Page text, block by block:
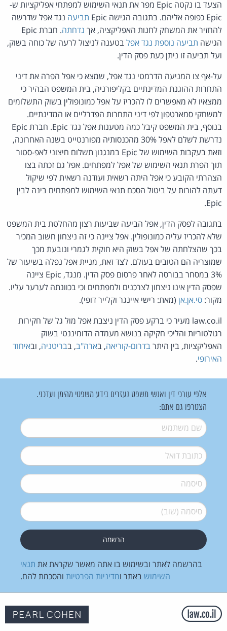
הצעד בו נקטה Epic מפר את תנאי השימוש למפתחי אפליקציות ש-
Epic כפופה אליהם. בתגובה הגישה Epic
תביעה נגד אפל שדרשה
להחזיר את המשחק לחנות האפליקציה, אך נדחתה
. חברת Epic
הגישה תביעה נוספת נגד אפלבטענה לניצול לרעה של כוחה בשוק,
ועל תביעה זו ניתן כעת פסק הדין.
על-אף צו המניעה הדרמטי נגד אפל, שמצא כי אפל הפרה את דיני
התחרות ההוגנת המדינתיים בקליפורניה, בית המשפט הבהיר כי
ממצאיו לא מאפשרים לו להכריז על אפל כמונופולין בשוק התשלומים
למשחקי סמארטפון לפי דיני התחרות הפדרליים או המדינתיים.
בנוסף, בית המשפט קיבל כמה מטענות אפל נגד Epic. חברת Epic
נדרשת לשלם לאפל 30% מהכנסותיה מפורנטייט בשנה האחרונה,
וזאת בעקבות השימוש של Epic במנגנון תשלום חיצוני לאפ-סטור
תוך הפרת תנאי השימוש של אפל למפתחים. אפל גם זכתה בצו
הצהרתי הקובע כי אפל היתה רשאית ועודנה רשאית לפי שיקול
דעתה להורות על ביטול הסכם תנאי השימוש למפתחים בינה לבין
Epic.
בתגובה לפסק הדין, אפל הביעה שביעות רצון מהחלטת בית המשפט
שלא להכריז עליה כמונופולין. אפל ציינה כי זה ניצחון חשוב המכיר
בכך שהצלחתה של אפל בשוק היא חוקית לגמרי ונובעת מכך
שמוצריה הם הטובים בעולם. לצד זאת, מניית אפל נפלה בשיעור של
3% במסחר בבורסה לאחר פרסום פסק הדין. מנגד, Epic ציינה
שפסק הדין אינו ניצחון לצרכנים ולמפתחים וכי בכוונתה לערער עליו.
מקור: סי.אן.אן (מאת: רישי איינגר וקלייר דופי).
law.co.il מעיר כי ברקע פסק הדין ניצבת אפל מול גל של חקירות
רגולטוריות והליכי חקיקה בנושא מעמדה הדומיננטי בשוק
האפליקציות, בין היתרבדרום-קוריאה, בארה"ב, בבריטניה, ובאיחוד
האירופי.
אלפי עורכי דין ואנשי משפט נעזרים בידע משפטי מהימן ועדכני.
הצטרפו גם אתם:
שם משתמש*
דואל*
סיסמה*
סיסמה (שוב)*
בהרשמה לאתר ובשימוש בו אתה מאשר שקראת את תנאי
השימוש באתר ומדיניות הפרטיות והסכמת להם.